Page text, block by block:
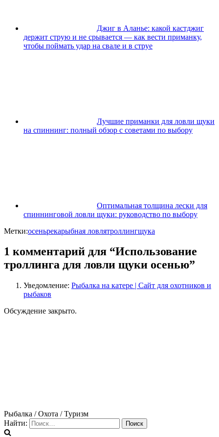
Джиг в Аланье: какой кастджиг
держит струю и не срывается — как вести приманку,
чтобы поймать удар на свале и в струе
Лучшие приманки для ловли щуки
на спиннинг: полный обзор с советами по выбору
Оптимальная толщина лески для
спиннинговой ловли щуки: руководство по выбору
Метки:осеньрекарыбная ловлятроллингщука
1 комментарий для “Использование
троллинга для ловли щуки осенью”
Уведомление: Рыбалка на катере | Сайт для охотников и
рыбаков
Обсуждение закрыто.
Рыбалка / Охота / Туризм
Найти: